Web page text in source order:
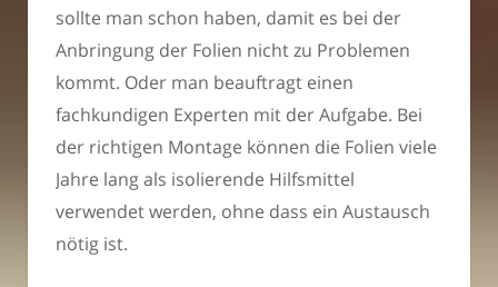
sollte man schon haben, damit es bei der
Anbringung der Folien nicht zu Problemen
kommt. Oder man beauftragt einen
fachkundigen Experten mit der Aufgabe. Bei
der richtigen Montage können die Folien viele
Jahre lang als isolierende Hilfsmittel
verwendet werden, ohne dass ein Austausch
nötig ist.